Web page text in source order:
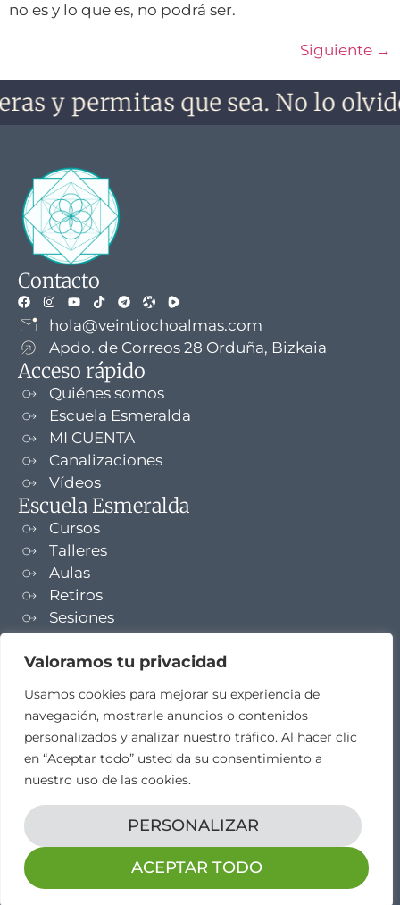
Valoramos tu privacidad
Usamos cookies para mejorar su experiencia de
navegación, mostrarle anuncios o contenidos
personalizados y analizar nuestro tráfico. Al hacer clic
en “Aceptar todo” usted da su consentimiento a
nuestro uso de las cookies.
PERSONALIZAR
ACEPTAR TODO
no es y lo que es, no podrá ser.
Siguiente →
y permitas que sea. No lo
Contacto
hola@veintiochoalmas.com
Apdo. de Correos 28 Orduña, Bizkaia
Acceso rápido
Quiénes somos
Escuela Esmeralda
MI CUENTA
Canalizaciones
Vídeos
Escuela Esmeralda
Cursos
Talleres
Aulas
Retiros
Sesiones
NEWSLETTER
TELEGRAM
Aviso legal
Diseño web por elestudio28​